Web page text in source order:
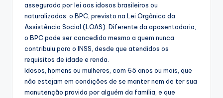
assegurado por lei aos idosos brasileiros ou
naturalizados: o BPC, previsto na Lei Orgânica da
Assistência Social (LOAS). Diferente da aposentadoria,
o BPC pode ser concedido mesmo a quem nunca
contribuiu para o INSS, desde que atendidos os
requisitos de idade e renda.
Idosos, homens ou mulheres, com 65 anos ou mais, que
não estejam em condições de se manter nem de ter sua
manutenção provida por alguém da família, e que